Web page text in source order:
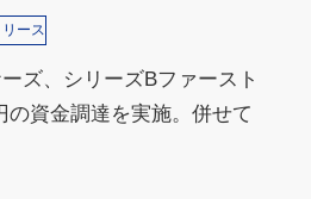
ース
ズ、シリーズBファースト
の資金調達を実施。併せて